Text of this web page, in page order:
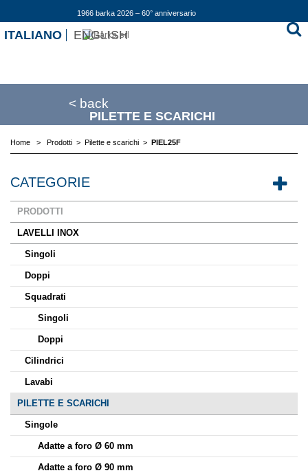
1966 barka 2026 – 60° anniversario
ITALIANO ENGLISH
< back
PILETTE E SCARICHI
Home > Prodotti > Pilette e scarichi > PIEL25F
CATEGORIE
PRODOTTI
LAVELLI INOX
Singoli
Doppi
Squadrati
Singoli
Doppi
Cilindrici
Lavabi
PILETTE E SCARICHI
Singole
Adatte a foro Ø 60 mm
Adatte a foro Ø 90 mm